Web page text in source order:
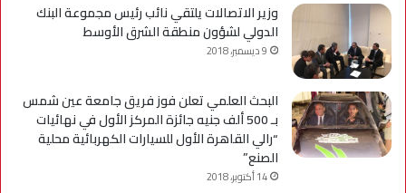
وزير الاتصالات يلتقي نائب رئيس مجموعة البنك
الدولي لشؤون منطقة الشرق الأوسط
9 ديسمبر، 2018
البحث العلمي تعلن فوز فريق جامعة عين شمس
بـ 500 ألف جنيه جائزة المركز الأول في نهائيات
“رالي القاهرة الأول للسيارات الكهربائية محلية
الصنع”
14 أكتوبر، 2018